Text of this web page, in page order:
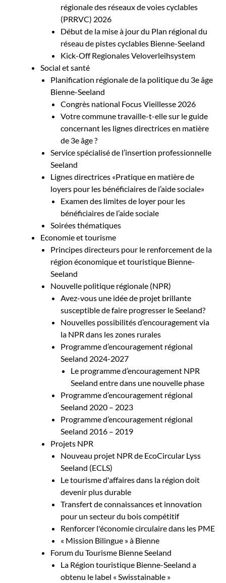
régionale des réseaux de voies cyclables
(PRRVC) 2026
Début de la mise à jour du Plan régional du
réseau de pistes cyclables Bienne-Seeland
Kick-Off Regionales Veloverleihsystem
Social et santé
Planification régionale de la politique du 3e âge
Bienne-Seeland
Congrès national Focus Vieillesse 2026
Votre commune travaille-t-elle sur le guide
concernant les lignes directrices en matière
de 3e âge ?
Service spécialisé de l’insertion professionnelle
Seeland
Lignes directrices «Pratique en matière de
loyers pour les bénéficiaires de l’aide sociale»
Examen des limites de loyer pour les
bénéficiaires de l’aide sociale
Soirées thématiques
Economie et tourisme
Principes directeurs pour le renforcement de la
région économique et touristique Bienne-
Seeland
Nouvelle politique régionale (NPR)
Avez-vous une idée de projet brillante
susceptible de faire progresser le Seeland?
Nouvelles possibilités d’encouragement via
la NPR dans les zones rurales
Programme d’encouragement régional
Seeland 2024-2027
Le programme d’encouragement NPR
Seeland entre dans une nouvelle phase
Programme d’encouragement régional
Seeland 2020 – 2023
Programme d’encouragement régional
Seeland 2016 – 2019
Projets NPR
Nouveau projet NPR de EcoCircular Lyss
Seeland (ECLS)
Le tourisme d'affaires dans la région doit
devenir plus durable
Transfert de connaissances et innovation
pour un secteur du bois compétitif
Renforcer l'économie circulaire dans les PME
« Mission Bilingue » à Bienne
Forum du Tourisme Bienne Seeland
La Région touristique Bienne-Seeland a
obtenu le label « Swisstainable »